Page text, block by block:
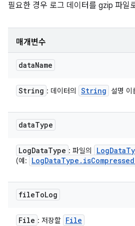
필요한 경우 로그 데이터를 gzip 파일
매개변수
dataName
String : 데이터의 String 설명 이
dataType
LogDataType : 파일의 LogData
(예:
LogDataType . is
fileToLog
File : 저장할 File